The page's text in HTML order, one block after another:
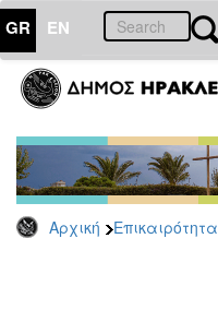
GR EN
Αρχική Επικαιρότητα
ΕΠΙΚΑΙΡΟΤΗΤΑ
Τύπου
Αρχείο
2026
2025